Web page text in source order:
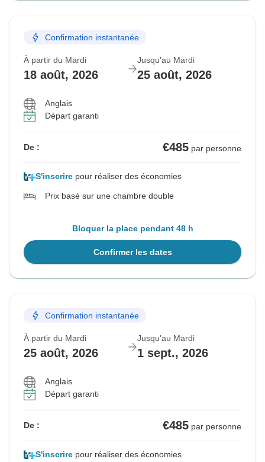
Confirmation instantanée
À partir du Mardi
18 août, 2026
Jusqu'au Mardi
25 août, 2026
Anglais
Départ garanti
De : €485 par personne
S'inscrire pour réaliser des économies
Prix basé sur une chambre double
Bloquer la place pendant 48 h
Confirmer les dates
Confirmation instantanée
À partir du Mardi
25 août, 2026
Jusqu'au Mardi
1 sept., 2026
Anglais
Départ garanti
De : €485 par personne
S'inscrire pour réaliser des économies